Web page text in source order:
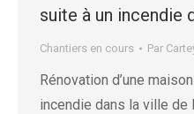
suite à un incendie
Chantiers en cours Par
Rénovation d’une
incendie dans la ville de